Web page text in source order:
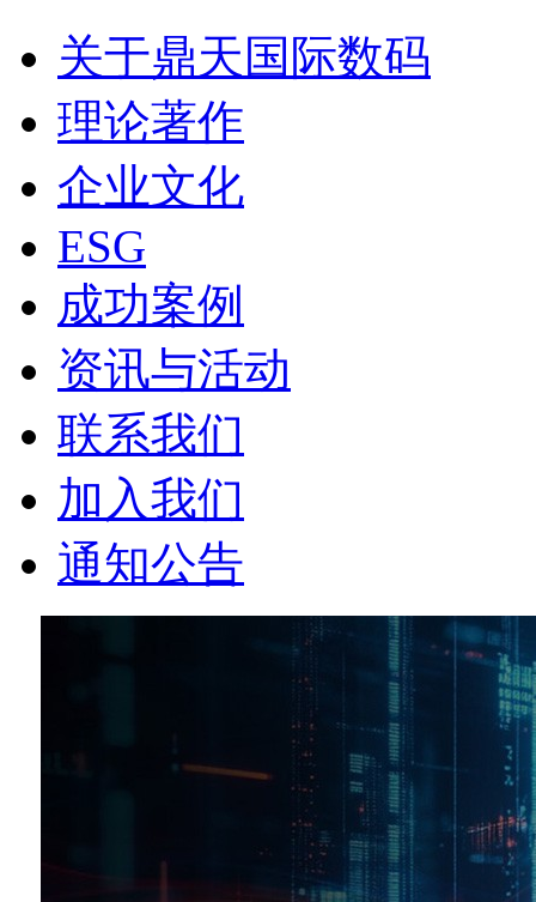
关于鼎天国际数码
理论著作
企业文化
ESG
成功案例
资讯与活动
联系我们
加入我们
通知公告